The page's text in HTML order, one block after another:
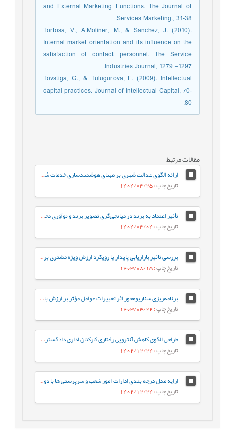
and External Marketing Functions. The Journal of
Services Marketing., 31-38.
Tortosa, V., A.Moliner, M., & Sanchez, J. (2010).
Internal market orientation and its influence on the
satisfaction of contact personnel. The Service
Industries Journal, 1279 –1297.
Tovstiga, G., & Tulugurova, E. (2009). Intellectual
capital practices. Journal of Intellectual Capital, 70-
80.
مقالات مرتبط
ارائه الگوی عدالت شهری بر مبنای هوشمندسازی خدمات شهری درکلان شهرهای ایران
تاریخ چاپ: 1404/03/25
تأثیر اعتماد به برند در میانجی‌گری تصویر برند و نوآوری محصول بر وفاداری مصرف کننده
تاریخ چاپ: 1404/03/04
بررسی تاثیر بازاریابی پایدار با رویکرد ارزش ویژه مشتری بر رفتار مشتری و عملکرد سازمان (مورد مطالعه شرکت¬های شوینده ایران)
تاریخ چاپ: 1403/08/15
برنامه‌ریزی سناریومحور اثر تغییرات عوامل مؤثر بر ارزش بازار فولاد با استفاده از رویکرد پویایی‌شناسی سیستم در شرکت معدنی و صنعتی چادرملو اردکان یزد
تاریخ چاپ: 1403/03/22
طراحی الگوی کاهش آنتروپی رفتاری کارکنان اداری دادگستری با تمرکز بر مدل سه شاخگی
تاریخ چاپ: 1402/12/24
ارایه مدل درجه بندی ادارات امور شعب و سرپرستی ها با دو رویکرد بانکداری نوین و ادغام شعب با استفاده ازAHP و DEA
تاریخ چاپ: 1402/12/24